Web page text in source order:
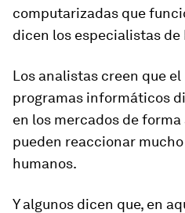
computarizadas que
dicen los especialistas de
Los analistas creen que
programas informáticos
en los mercados de
pueden reaccionar
humanos.
Y algunos dicen que, en